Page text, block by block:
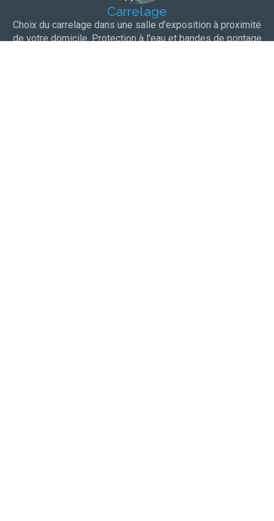
Carrelage
Choix du carrelage dans une salle d'exposition à proximité
de votre domicile. Protection à l'eau et bandes de pontage